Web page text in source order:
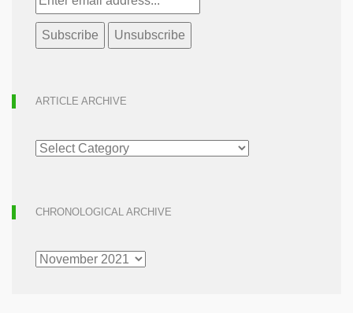
ARTICLE ARCHIVE
ARTICLE
ARCHIVE
CHRONOLOGICAL ARCHIVE
CHRONOLOGICAL
ARCHIVE